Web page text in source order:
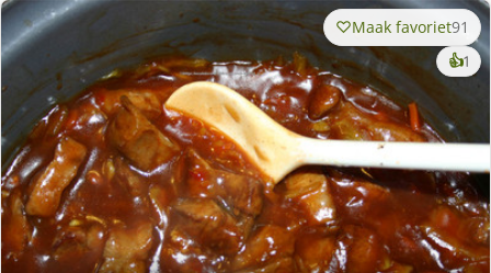
Maak favoriet91
👍1